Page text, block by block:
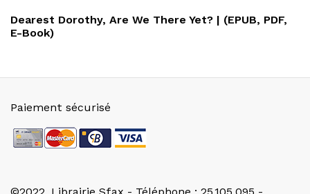
Post
Dearest Dorothy, Are We There Yet? | (EPUB, PDF,
E-Book)
Paiement sécurisé